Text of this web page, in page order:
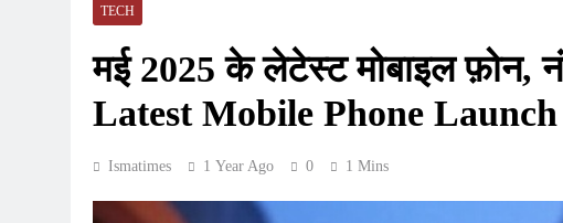
TECH
मई 2025 के लेटेस्ट मोबाइल फ़ोन,
Latest Mobile Phone
Ismatimes 1 Year Ago 0 1 Mins